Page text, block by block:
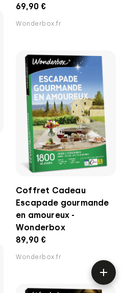
69,90 €
Wonderbox.fr
Coffret Cadeau
Escapade gourmande
en amoureux -
Wonderbox
89,90 €
Wonderbox.fr